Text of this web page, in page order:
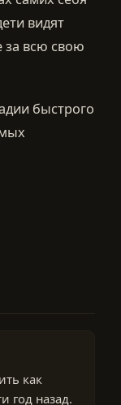
видят
всю свою
быстрого
как
год назад.